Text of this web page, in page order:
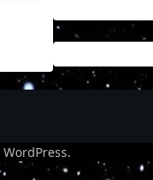
WordPress.